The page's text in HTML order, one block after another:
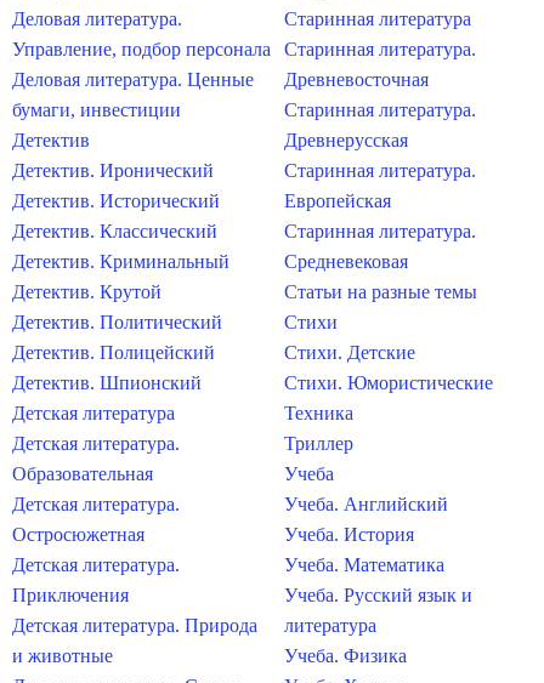
Деловая литература.
Управление, подбор персонала
Деловая литература. Ценные
бумаги, инвестиции
Детектив
Детектив. Иронический
Детектив. Исторический
Детектив. Классический
Детектив. Криминальный
Детектив. Крутой
Детектив. Политический
Детектив. Полицейский
Детектив. Шпионский
Детская литература
Детская литература.
Образовательная
Детская литература.
Остросюжетная
Детская литература.
Приключения
Детская литература. Природа
и животные
Старинная литература
Старинная литература.
Древневосточная
Старинная литература.
Древнерусская
Старинная литература.
Европейская
Старинная литература.
Средневековая
Статьи на разные темы
Стихи
Стихи. Детские
Стихи. Юмористические
Техника
Триллер
Учеба
Учеба. Английский
Учеба. История
Учеба. Математика
Учеба. Русский язык и
литература
Учеба. Физика